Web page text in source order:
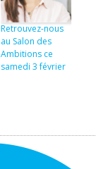
Retrouvez-nous
au Salon des
Ambitions ce
samedi 3 février